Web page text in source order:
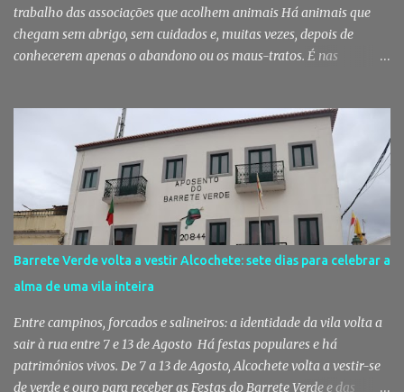
trabalho das associações que acolhem animais Há animais que
chegam sem abrigo, sem cuidados e, muitas vezes, depois de
conhecerem apenas o abandono ou os maus-tratos. É nas
reforçado com um apoio municipal de 18 mil euros, destinado a
garantir melhores condições para quem, todos os dias, cuida
daqueles que não têm voz. Palmela reforça apoio às associações
que cuidam dos animais A Câmara Municipal de Palmela aprovou,
por unanimidade, na reunião pública realizada a 5 de Agosto, um
apoio financeiro global de 18 mil euros destinado às associações
de proteção animal do concelho. O financiamento permitirá
assegurar o funcionamento básico destas entidades e apoiar as
suas atividades diárias, incluindo a manutenção das instalações,
alimentação dos animais, tratamentos médicos e cirúrgicos,
aquisição de medicamentos, ...
Barrete Verde volta a vestir Alcochete: sete dias para celebrar a
alma de uma vila inteira
Entre campinos, forcados e salineiros: a identidade da vila volta a
sair à rua entre 7 e 13 de Agosto Há festas populares e há
patrimónios vivos. De 7 a 13 de Agosto, Alcochete volta a vestir-se
de verde e ouro para receber as Festas do Barrete Verde e das